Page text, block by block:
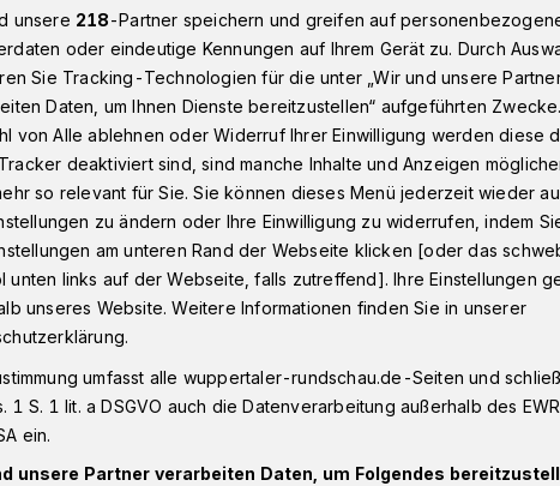
zu Dauerbaustelle am Neuenteich
Rätsel“
unsere 218-Partner speichern und greifen auf
oder eindeutige Kennungen auf Ihrem Gerät zu. Durch
Sie Tracking-Technologien für die unter „Wir und unsere
Daten, um Ihnen Dienste bereitzustellen“ aufgeführten
von Alle ablehnen oder Widerruf Ihrer Einwilligung werden diese
deaktiviert sind, sind manche Inhalte und Anzeigen
so relevant für Sie. Sie können dieses Menü jederzeit wieder
zu ändern oder Ihre Einwilligung zu widerrufen, indem
am unteren Rand der Webseite klicken [oder das
unten links auf der Webseite, falls zutreffend]. Ihre Einstellungen
unseres Website. Weitere Informationen finden Sie in unserer
umfasst alle wuppertaler-rundschau.de-Seiten und
1 S. 1 lit. a DSGVO auch die Datenverarbeitung außerhalb des
ein.
unsere Partner verarbeiten Daten, um Folgendes